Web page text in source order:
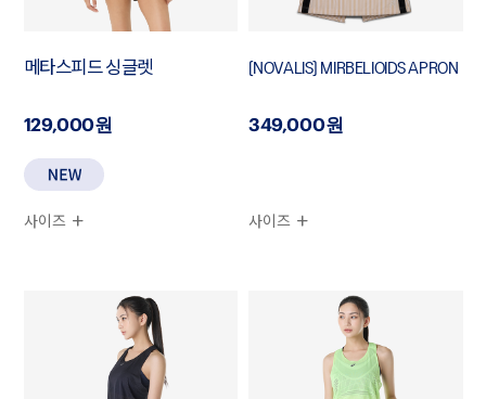
메타스피드 싱글렛
129,000원
사이즈
[NOVALIS] MIRBELIOIDS APRON
349,000원
사이즈